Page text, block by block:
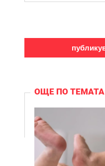
ОЩЕ ПО ТЕМАТА